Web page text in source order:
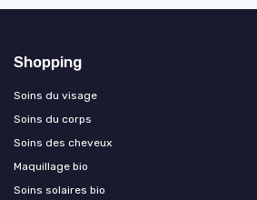
Shopping
Soins du visage
Soins du corps
Soins des cheveux
Maquillage bio
Soins solaires bio